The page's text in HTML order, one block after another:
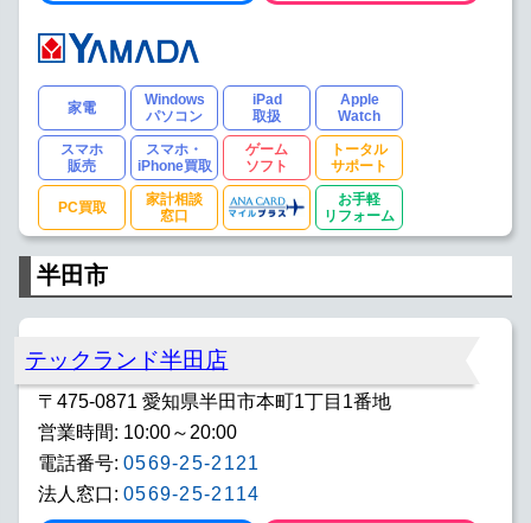
家電
Windows
パソコン
iPad
取扱
Apple
Watch
スマホ
販売
スマホ・
iPhone買取
ゲーム
ソフト
トータル
サポート
PC買取
家計相談
窓口
お手軽
リフォーム
半田市
テックランド半田店
〒475-0871 愛知県半田市本町1丁目1番地
営業時間: 10:00～20:00
電話番号: 0569-25-2121
法人窓口: 0569-25-2114